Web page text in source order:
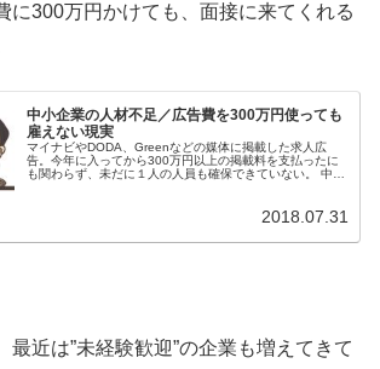
に300万円かけても、面接に来てくれる
中小企業の人材不足／広告費を300万円使っても
雇えない現実
マイナビやDODA、Greenなどの媒体に掲載した求人広
告。今年に入ってから300万円以上の掲載料を支払ったに
も関わらず、未だに１人の人員も確保できていない。 中小
2018.07.31
最近は”未経験歓迎”の企業も増えてきて